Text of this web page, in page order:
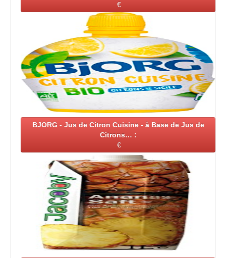
€
BJORG - Jus de Citron Cuisine - à Base de Jus de
Citrons… :
€